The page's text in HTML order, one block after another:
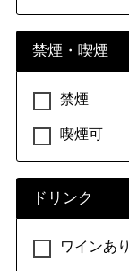
禁煙・喫煙
禁煙
喫煙可
ドリンク
ワインあり